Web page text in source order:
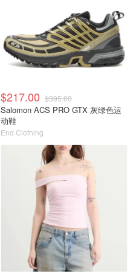
$217.00 $395.00
Salomon ACS PRO GTX 灰绿色运
动鞋
End Clothing